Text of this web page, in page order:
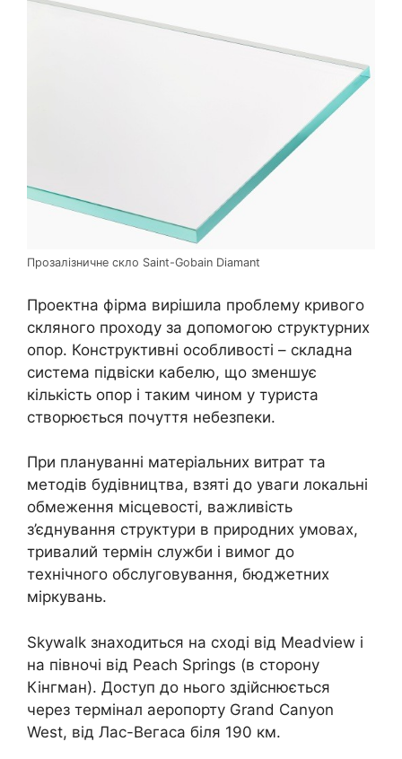
Прозалізничне скло Saint-Gobain Diamant
Проектна фірма вирішила проблему кривого
скляного проходу за допомогою структурних
опор. Конструктивні особливості – складна
система підвіски кабелю, що зменшує
кількість опор і таким чином у туриста
створюється почуття небезпеки.
При плануванні матеріальних витрат та
методів будівництва, взяті до уваги локальні
обмеження місцевості, важливість
з’єднування структури в природних умовах,
тривалий термін служби і вимог до
технічного обслуговування, бюджетних
міркувань.
Skywalk знаходиться на сході від Meadview і
на півночі від Peach Springs (в сторону
Кінгман). Доступ до нього здійснюється
через термінал аеропорту Grand Canyon
West, від Лас-Вегаса біля 190 км.